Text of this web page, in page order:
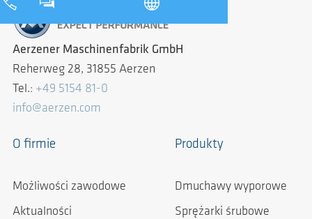
Aerzener Maschinenfabrik GmbH
Reherweg 28, 31855 Aerzen
Tel.: +49 5154 81-0
info@aerzen.com
O firmie
Możliwości zawodowe
Aktualności
Produkty
Dmuchawy wyporowe
Sprężarki śrubowe